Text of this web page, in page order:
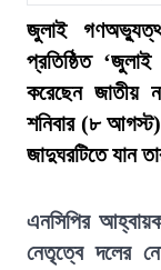
জুলাই
প্রতিষ্ঠিত
করেছেন জাতীয়
শনিবার (৮ আগস্ট)
জাদুঘরটিতে যান
এনসিপির
নেতৃত্বে দলের